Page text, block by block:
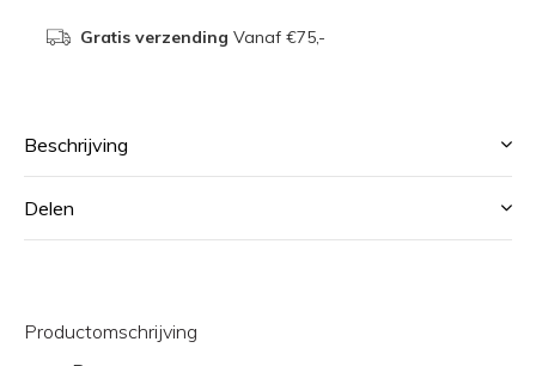
Gratis verzending Vanaf €75,-
Beschrijving
Delen
Productomschrijving